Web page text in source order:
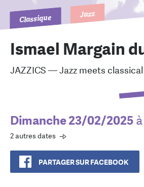
Classique Jazz
Ismael Margain
JAZZICS — Jazz meets classical
Dimanche 23/02/2025
2 autres dates
PARTAGER SUR FACEBOOK